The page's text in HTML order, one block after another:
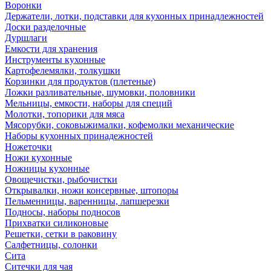
Воронки
Держатели, лотки, подставки для кухонных принадлежностей
Доски разделочные
Дуршлаги
Емкости для хранения
Инструменты кухонные
Картофелемялки, толкушки
Корзинки для продуктов (плетеные)
Ложки разливательные, шумовки, половники
Мельницы, емкости, наборы для специй
Молотки, топорики для мяса
Мясорубки, соковыжималки, кофемолки механические
Наборы кухонных принадежностей
Ножеточки
Ножи кухонные
Ножницы кухонные
Овощечистки, рыбочистки
Открывалки, ножи консервные, штопоры
Пельменницы, варенницы, лапшерезки
Подносы, наборы подносов
Прихватки силиконовые
Решетки, сетки в раковину
Салфетницы, солонки
Сита
Ситечки для чая